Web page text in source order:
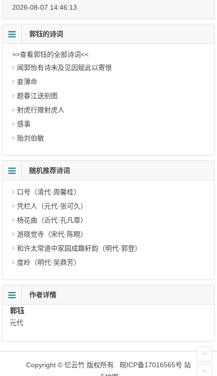
2026-08-07 14:46:13
郭钰的诗词
>>查看郭钰的全部诗词<<
闻郭怡有诗未及见因赋此以寄恨
妾薄命
题春江送别图
射虎行赠射虎人
感事
贻刘伯敏
随机推荐诗词
口号（清代·周馨桂）
凭栏人（元代·张可久）
杨花曲（近代·孔凡章）
游晓觉寺（宋代·陈睍）
和许太常道中家园成趣轩韵（明代·郭登）
度岭（明代·吴鼎芳）
作者详情
郭钰
元代
Copyright © 忆云竹 版权所有. 皖ICP备17016565号 站